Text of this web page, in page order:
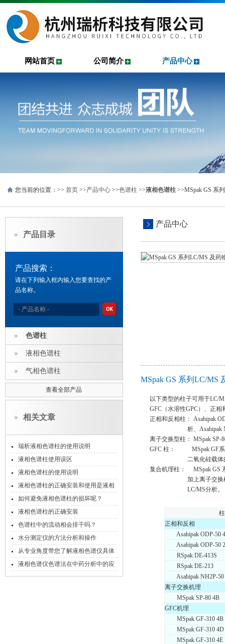
网站首页 公司简介 产品中心
您当前的位置：>> 首页 >>产品中心 >>色谱柱 >>液相色谱柱 >>MSpak GS 系
产品目录
产品搜索：
请在下列输入框内输入您要查找的产
品名称。
色谱柱
液相色谱柱
气相色谱柱
查看全部产品
相关文章
瑞析液相色谱柱的使用说明
液相色谱柱使用误区
液相色谱柱的使用说明
液相色谱柱的正确安装和使用是液相
色谱工作的关键
如何避免液相色谱柱的损坏呢？
液相色谱柱的正确安装
色谱柱中的流动相会排干吗？
水分测定仪的方法分析和操作
从专业角度带您了解液相色谱仪具体
操作步骤
液相色谱仪色谱法在中药分析中的应
用
产品中心
MSpak GS 系列LC/MS
以下类型的柱子可用于LC/
GFC（水溶性GPC）、正
正相和反相柱： Asahipak
析、Asahipak NH2P-
离子交换型柱： MSpak
GFC 柱： MSpak GF系列
二氧化硅载体的GFC
复合机理柱： MSpak GS
加上离子交换机理,可以
LC/MS分析。
正相和反相
Asahipak ODP-50
Asahipak ODP-50
RSpak DE-413S
RSpak DE-213
Asahipak NH2P-50
离子交换机理
MSpak SP-80 4B
GFC机理
MSpak GF-310 4B
MSpak GF-310 4D
MSpak GF-310 4E